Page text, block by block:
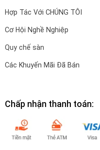
Hợp Tác Với CHÚNG TÔI
Cơ Hội Nghề Nghiệp
Quy chế sàn
Các Khuyến Mãi Đã Bán
Chấp nhận thanh toán: